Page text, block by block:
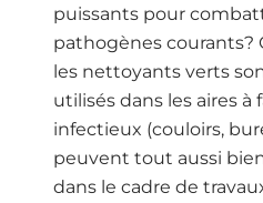
puissants pour
pathogènes courants?
les nettoyants verts
utilisés dans les aires
infectieux (couloirs,
peuvent tout aussi
dans le cadre de